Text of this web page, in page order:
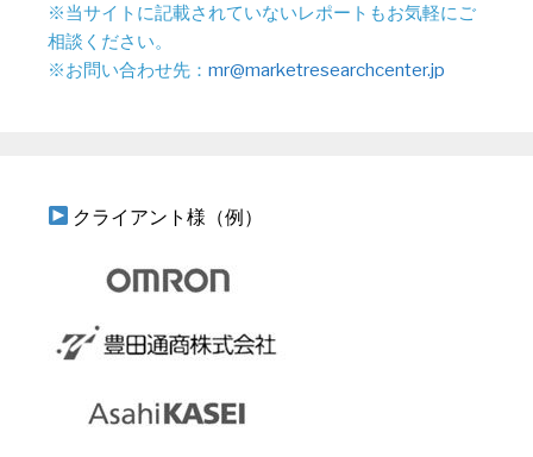
※当サイトに記載されていないレポートもお気軽にご
相談ください。
※お問い合わせ先： mr@marketresearchcenter.jp
クライアント様（例）